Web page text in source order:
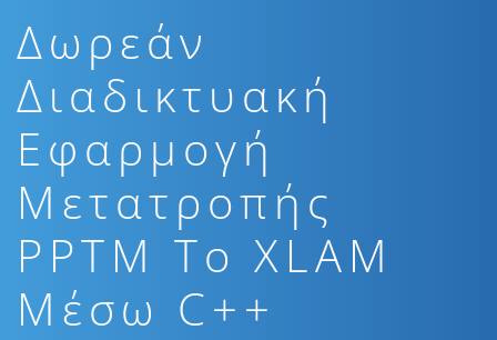
Δωρεάν
Διαδικτυακή
Εφαρμογή
Μετατροπής
PPTM To XLAM
Μέσω C++